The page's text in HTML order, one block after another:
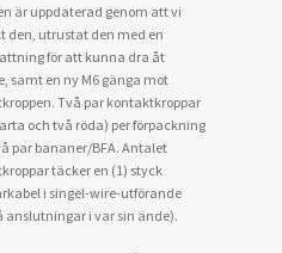
är uppdaterad genom att vi
den, utrustat den med en
för att kunna dra åt
samt en ny M6 gänga mot
Två par kontaktkroppar
och två röda) per förpackning
par bananer/BFA. Antalet
täcker en (1) styck
i singel-wire-utförande
anslutningar i var sin ände).